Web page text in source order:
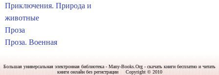
Приключения. Природа и
животные
Проза
Проза. Военная
Большая универсальная электронная библиотека - Many-Books.Org - скачать книги бесплатно и читать
книги онлайн без регистрации Copyright © 2010